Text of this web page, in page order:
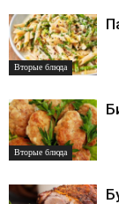
Вторые блюда
Вторые блюда